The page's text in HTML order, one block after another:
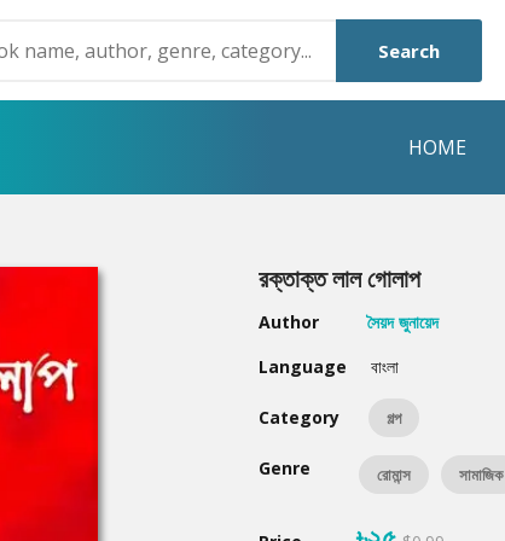
Search
HOME
Humayun Ahmed
Mouri Morium
রক্তাক্ত লাল গোলাপ
Author
সৈয়দ জুনায়েদ
Language
বাংলা
Category গল্প
Genre রোমান্স সামাজিক